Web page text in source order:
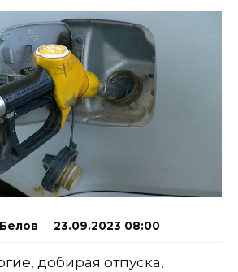
23.09.2023 08:00
добирая отпуска,